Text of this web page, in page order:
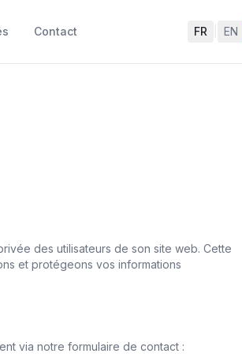
Contact FR EN
des utilisateurs de son site web. Cette
et protégeons vos informations
via notre formulaire de contact :